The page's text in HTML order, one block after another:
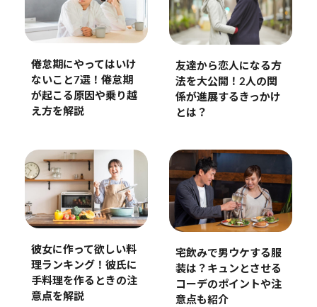
倦怠期にやってはいけ
ないこと7選！倦怠期
が起こる原因や乗り越
え方を解説
友達から恋人になる方
法を大公開！2人の関
係が進展するきっかけ
とは？
彼女に作って欲しい料
理ランキング！彼氏に
手料理を作るときの注
意点を解説
宅飲みで男ウケする服
装は？キュンとさせる
コーデのポイントや注
意点も紹介